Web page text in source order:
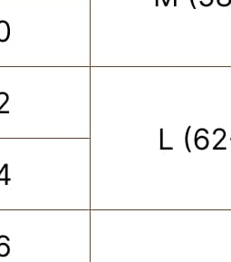
КАТАЛОГ
НОВИНКИ
СКОРО В НАЛИЧИИ
КАТЕГОРИИ